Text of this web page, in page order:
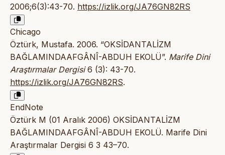
2006;6(3):43-70. https://izlik.org/JA76GN82RS
Chicago
Öztürk, Mustafa. 2006. “OKSİDANTALİZM
BAĞLAMINDAAFGÂNÎ-ABDUH EKOLÜ”. Marife Dini
Araştırmalar Dergisi6 (3): 43-70.
https://izlik.org/JA76GN82RS.
EndNote
Öztürk M (01 Aralık 2006) OKSİDANTALİZM
BAĞLAMINDAAFGÂNÎ-ABDUH EKOLÜ. Marife Dini
Araştırmalar Dergisi 6 3 43–70.